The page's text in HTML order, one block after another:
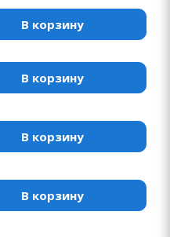
В корзину
В корзину
В корзину
В корзину